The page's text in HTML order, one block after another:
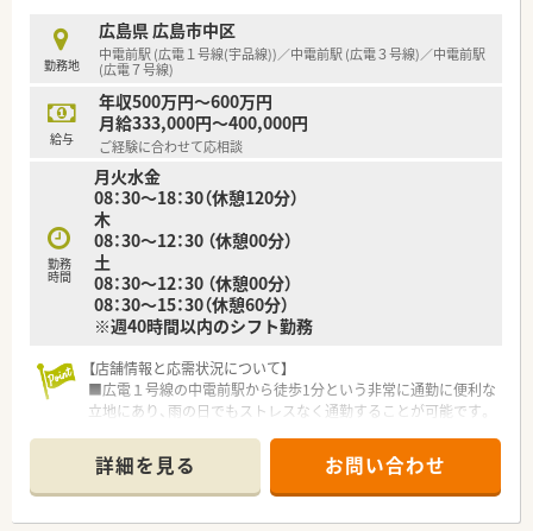
フト）でしっかり休めます。
■住宅手当や退職金制度はもちろん、ユニークな薬代補助など手
厚い福利厚生が整っています。
【やりがい/おすすめポイント】
■精神科や漢方といった専門領域に触れる機会が多く、薬剤師と
しての専門性を深めることができます。
■地域に根差した店舗運営を行っており、患者様一人ひとりと向
き合った医療を提供できるやりがいがあります。
■年間休日117日に加えて有給休暇も取得しやすく、心身ともに
リフレッシュしながら働けます。
勤務地
広島県 広島市中区
中電前駅 (広電１号線(宇品線))／中電前駅 (広電３号線)／中電前駅
(広電７号線)
給与
年収500万円～600万円
月給333,000円～400,000円
ご経験に合わせて応相談
勤務
時間
月火水金
08：30～18：30（休憩120分）
木
08：30～12：30 （休憩00分）
土
08：30～12：30 （休憩00分）
08：30～15：30（休憩60分）
※週40時間以内のシフト勤務
【店舗情報と応需状況について】
■広電１号線の中電前駅から徒歩1分という非常に通勤に便利な
立地にあり、雨の日でもストレスなく通勤することが可能です。
1日の対応枚数は平均して30枚から40枚程度と落ち着いていま
す。
■現在は管理薬剤師1名体制で運営している一人薬剤師店舗であ
り、事務員の方と協力して店舗運営を行っています。
詳細を見る お問い合わせ